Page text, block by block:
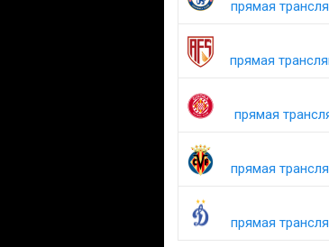
прямая
прямая
прямая
прямая
прямая